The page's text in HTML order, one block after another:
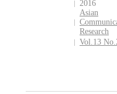
2016
Asian
Research
Vol.13